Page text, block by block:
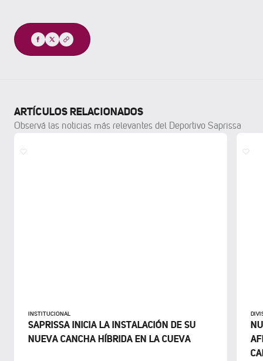
Compartir
ARTÍCULOS RELACIONADOS
Observá las noticias más relevantes del Deportivo Saprissa
INSTITUCIONAL
SAPRISSA INICIA LA INSTALACIÓN DE SU
NUEVA CANCHA HÍBRIDA EN LA CUEVA